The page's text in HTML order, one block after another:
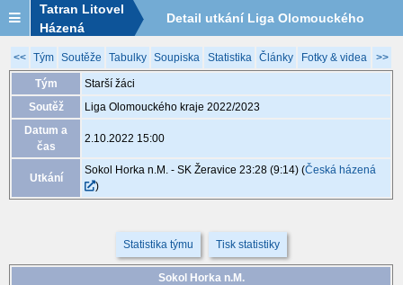
Tatran Litovel
Házená
Detail utkání Liga Olomouckého
kraje 2022/2023, MGA009, 2.10. 15:00
<< Tým Soutěže Tabulky Soupiska Statistika Články Fotky & videa >>
Tým
Starší žáci
Soutěž
Liga Olomouckého kraje 2022/2023
Datum a
čas
2.10.2022 15:00
Utkání
Sokol Horka n.M. - SK Žeravice 23:28 (9:14)(Česká házená
)
Statistika týmu Tisk statistiky
Sokol Horka n.M.